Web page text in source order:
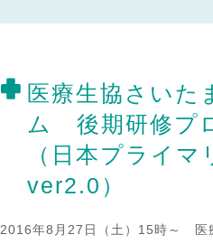
医療生協さい
ム 後期研修プ
（日本プライ
ver2.0）
2016年8月27日（土）15時～ 医